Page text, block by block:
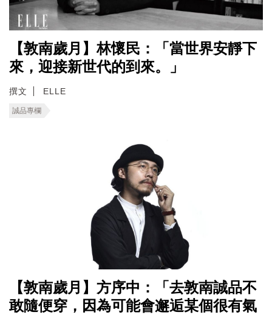
【敦南歲月】林懷民：「當世界安靜下
來，迎接新世代的到來。」
撰文 ELLE
誠品專欄
【敦南歲月】方序中：「去敦南誠品不
敢隨便穿，因為可能會邂逅某個很有氣